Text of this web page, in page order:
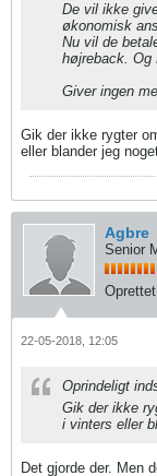
De vil ikke
økonomisk
Nu vil de
højreback.
Giver ingen
Gik der ikke rygter
eller blander jeg
Agbre
Senior
22-05-2018, 12:05
Oprindeligt
Gik der ikke
i vinters eller
Det gjorde der. Men